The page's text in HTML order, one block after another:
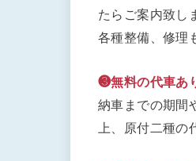
たらご案内致し
各種整備、修理
❸無料の代車あ
納車までの期間
上、原付二種の